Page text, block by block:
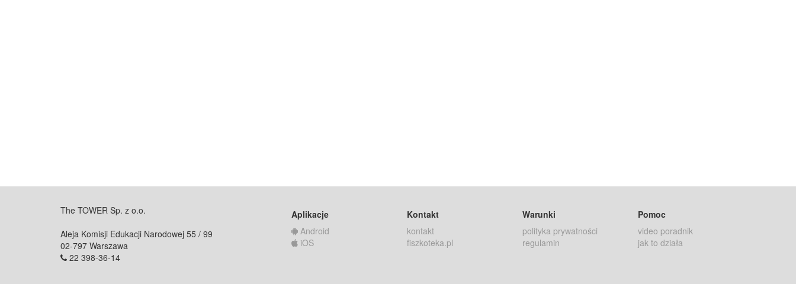
The TOWER Sp. z o.o.
Aleja Komisji Edukacji Narodowej 55 / 99
02-797 Warszawa
22 398-36-14
Aplikacje
Android
iOS
Kontakt
kontakt
fiszkoteka.pl
Warunki
polityka prywatności
regulamin
Pomoc
video poradnik
jak to działa